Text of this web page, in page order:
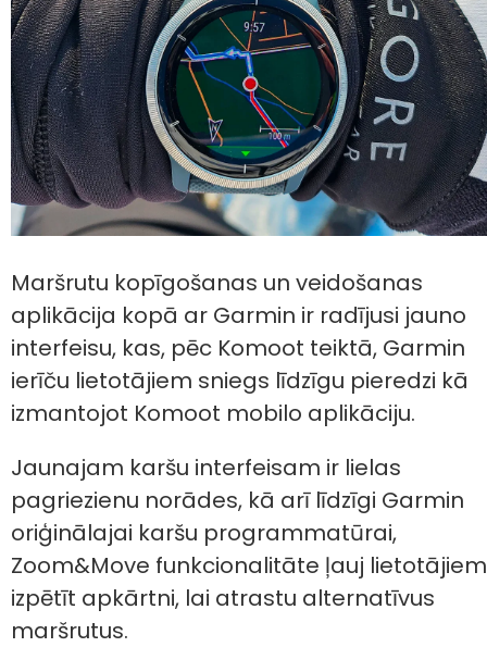
Maršrutu kopīgošanas un veidošanas
aplikācija kopā ar Garmin ir radījusi jauno
interfeisu, kas, pēc Komoot teiktā, Garmin
ierīču lietotājiem sniegs līdzīgu pieredzi kā
izmantojot Komoot mobilo aplikāciju.
Jaunajam karšu interfeisam ir lielas
pagriezienu norādes, kā arī līdzīgi Garmin
oriģinālajai karšu programmatūrai,
Zoom&Move funkcionalitāte ļauj lietotājiem
izpētīt apkārtni, lai atrastu alternatīvus
maršrutus.